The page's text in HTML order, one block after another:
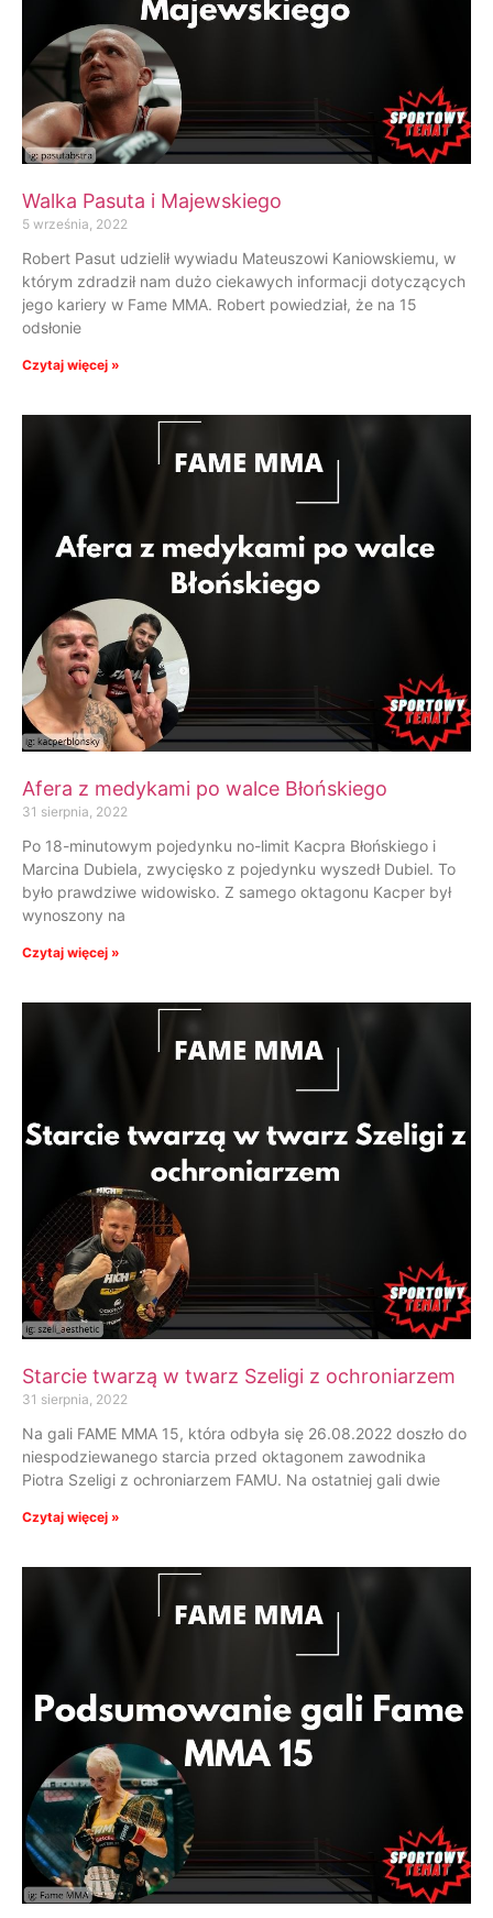
Walka Pasuta i Majewskiego
5 września, 2022
Robert Pasut udzielił wywiadu Mateuszowi Kaniowskiemu, w
którym zdradził nam dużo ciekawych informacji dotyczących
jego kariery w Fame MMA. Robert powiedział, że na 15
odsłonie
Czytaj więcej »
Afera z medykami po walce Błońskiego
31 sierpnia, 2022
Po 18-minutowym pojedynku no-limit Kacpra Błońskiego i
Marcina Dubiela, zwycięsko z pojedynku wyszedł Dubiel. To
było prawdziwe widowisko. Z samego oktagonu Kacper był
wynoszony na
Czytaj więcej »
Starcie twarzą w twarz Szeligi z ochroniarzem
31 sierpnia, 2022
Na gali FAME MMA 15, która odbyła się 26.08.2022 doszło do
niespodziewanego starcia przed oktagonem zawodnika
Piotra Szeligi z ochroniarzem FAMU. Na ostatniej gali dwie
Czytaj więcej »